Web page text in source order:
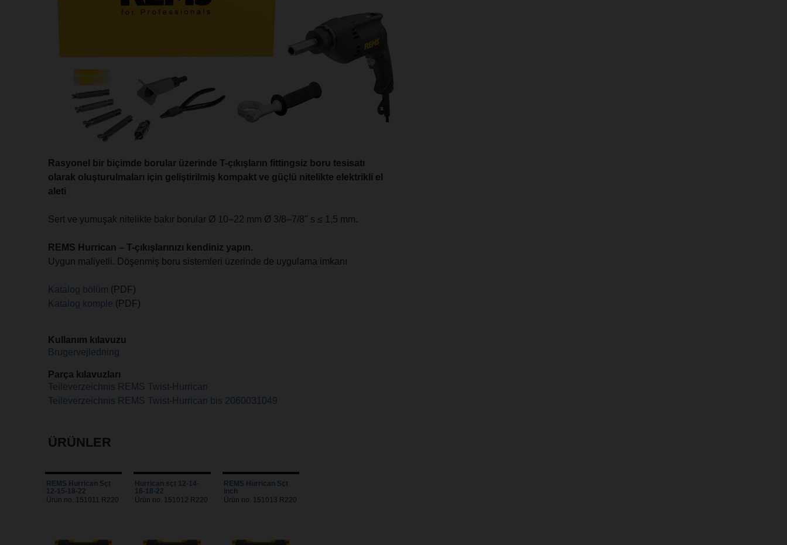
Rasyonel bir biçimde borular üzerinde T-çıkışların fittingsiz boru tesisatı
olarak oluşturulmaları için geliştirilmiş kompakt ve güçlü nitelikte elektrikli el
aleti
Sert ve yumuşak nitelikte bakır borular Ø 10–22 mm Ø 3/8–7/8" s ≤ 1,5 mm.
REMS Hurrican –T-çıkışlarınızı kendiniz yapın.
Uygun maliyetli. Döşenmiş boru sistemleri üzerinde de uygulama imkanı
Katalog bölüm (PDF)
Katalog komple (PDF)
Kullanım kılavuzu
Brugervejledning
Parça kılavuzları
Teileverzeichnis REMS Twist-Hurrican
Teileverzeichnis REMS Twist-Hurrican bis 2060031049
ÜRÜNLER
REMS Hurrican Sçt
12-15-18-22
Ürün no. 151011 R220
Hurrican sçt 12-14-
16-18-22
Ürün no. 151012 R220
REMS Hurrican Sçt
inch
Ürün no. 151013 R220